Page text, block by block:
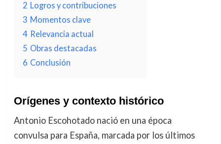
2 Logros y contribuciones
3 Momentos clave
4 Relevancia actual
5 Obras destacadas
6 Conclusión
Orígenes y contexto histórico
Antonio Escohotado nació en una época
convulsa para España, marcada por los últimos